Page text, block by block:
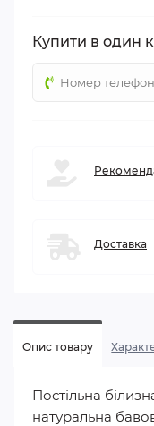
Купити в один
Доставка
Опис товару
Постільна
натуральна